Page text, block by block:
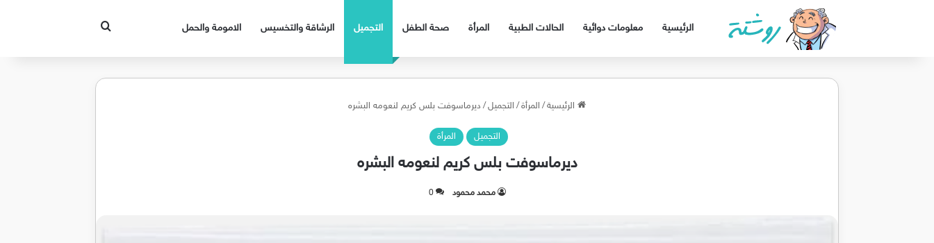
الرئيسية معلومات دوائية الحالات الطبية المرأة صحة الطفل التجميل الرشاقة والتخسيس الامومة والحمل
الرئيسية/ المرأة/ التجميل/ ديرماسوفت بلس كريم لنعومه البشره
التجميل المرأة
ديرماسوفت بلس كريم لنعومه البشره
محمد محمود 0